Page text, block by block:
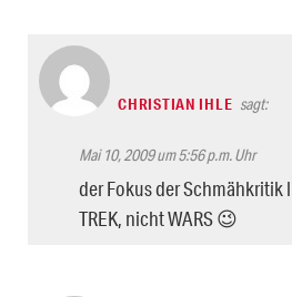
CHRISTIAN IHLE sagt:
Mai 10, 2009 um 5:56 p.m. Uhr
der Fokus der Schmähkritik
TREK, nicht WARS 😉